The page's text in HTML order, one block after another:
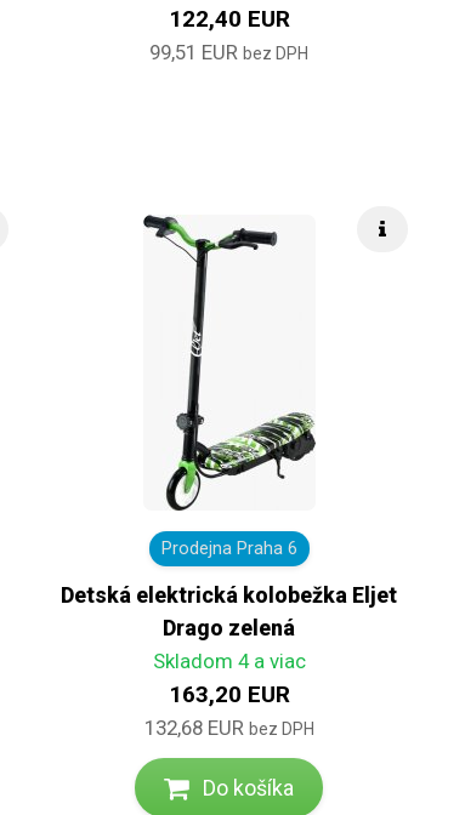
122,40 EUR
99,51 EUR bez DPH
Prodejna Praha 6
Detská elektrická kolobežka Eljet
Drago zelená
Skladom 4 a viac
163,20 EUR
132,68 EUR bez DPH
Do košíka